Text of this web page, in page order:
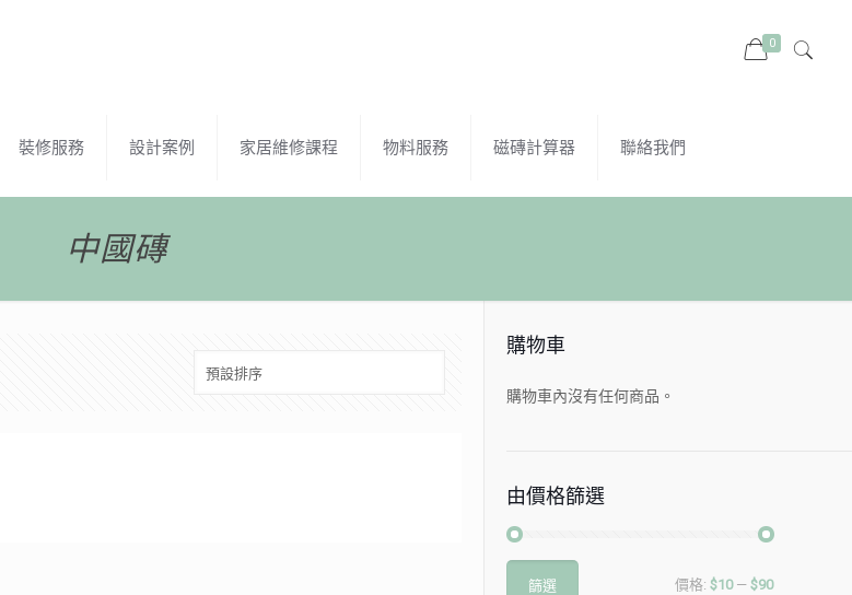
裝修服務 設計案例 家居維修課程 物料服務 磁磚計算器 聯絡我們
0
中國磚
購物車
購物車內沒有任何商品。
由價格篩選
篩選 價格: $10— $90